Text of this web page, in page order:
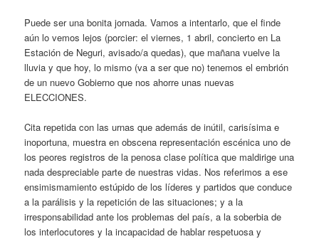
Puede ser una bonita jornada. Vamos a intentarlo, que el finde
aún lo vemos lejos (porcier: el viernes, 1 abril, concierto en La
Estación de Neguri, avisado/a quedas), que mañana vuelve la
lluvia y que hoy, lo mismo (va a ser que no) tenemos el embrión
de un nuevo Gobierno que nos ahorre unas nuevas
ELECCIONES.
Cita repetida con las urnas que además de inútil, carisísima e
inoportuna, muestra en obscena representación escénica uno de
los peores registros de la penosa clase política que maldirige una
nada despreciable parte de nuestras vidas. Nos referimos a ese
ensimismamiento estúpido de los líderes y partidos que conduce
a la parálisis y la repetición de las situaciones; y a la
irresponsabilidad ante los problemas del país, a la soberbia de
los interlocutores y la incapacidad de hablar respetuosa y